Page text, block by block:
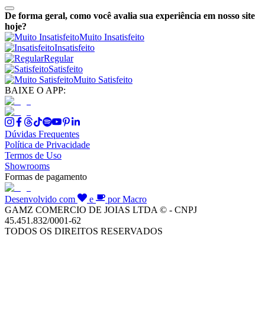
De forma geral, como você avalia sua experiência em nosso site
hoje?
Muito Insatisfeito
Insatisfeito
Regular
Satisfeito
Muito Satisfeito
BAIXE O APP:
Dúvidas Frequentes
Política de Privacidade
Termos de Uso
Showrooms
Formas de pagamento
Desenvolvido com e
por Macro
GAMZ COMERCIO DE JOIAS LTDA © - CNPJ
45.451.832/0001-62
TODOS OS DIREITOS RESERVADOS